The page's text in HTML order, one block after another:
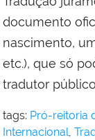
documento
nascimento,
etc.), que só
tradutor
tags: Pró-reitoria
Internacional,